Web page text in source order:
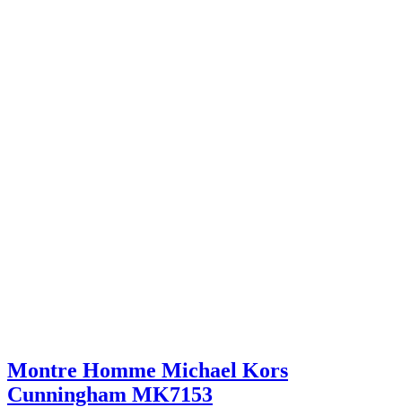
Montre Homme Michael Kors
Cunningham MK7153